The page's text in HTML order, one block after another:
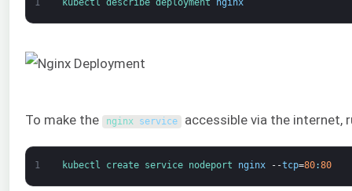
To make the nginx service accessible via the internet,
1 kubectl create service nodeport nginx --tcp=80:80